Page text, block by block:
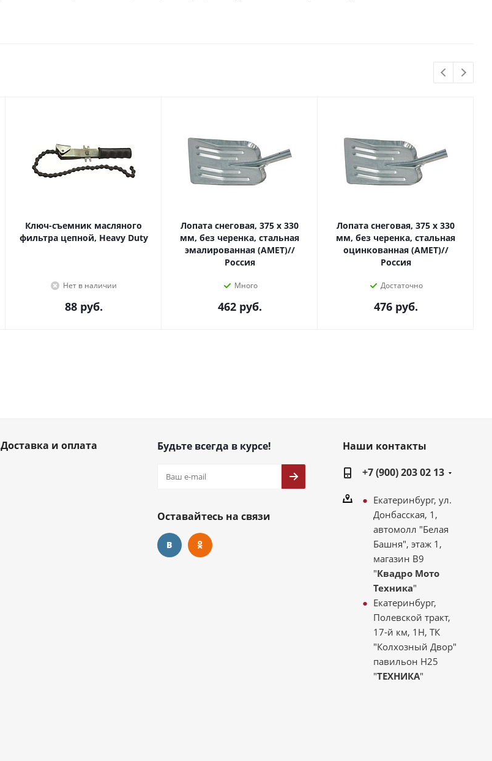
Ключ-съемник масляного
фильтра цепной, Heavy Duty
Нет в наличии
88руб.
Лопата снеговая, 375 х 330
мм, без черенка, стальная
эмалированная (АМЕТ)//
Россия
Много
462руб.
Лопата снеговая, 375 х 330
мм, без черенка, стальная
оцинкованная (АМЕТ)//
Россия
Достаточно
476руб.
Доставка и оплата Будьте всегда в курсе!
Оставайтесь на связи
Наши контакты
+7 (900) 203 02 13
Екатеринбург, ул.
Донбасская, 1,
автомолл "Белая
Башня", этаж 1,
магазин В9
"Квадро Мото
Техника"
Екатеринбург,
Полевской тракт,
17-й км, 1Н, ТК
"Колхозный Двор"
павильон Н25
"ТЕХНИКА"